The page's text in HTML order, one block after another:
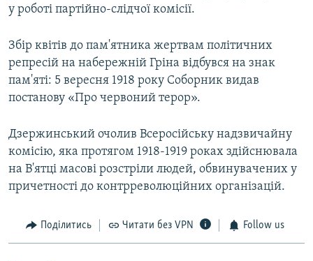
у роботі партійно-слідчої комісії.
Збір квітів до пам'ятника жертвам політичних
репресій на набережній Гріна відбувся на знак
пам'яті: 5 вересня 1918 року Соборник видав
постанову «Про червоний терор».
Дзержинський очолив Всеросійську надзвичайну
комісію, яка протягом 1918-1919 роках здійснювала
на В'ятці масові розстріли людей, обвинувачених у
причетності до контрреволюційних організацій.
Поділитись Читати без VPN Follow us